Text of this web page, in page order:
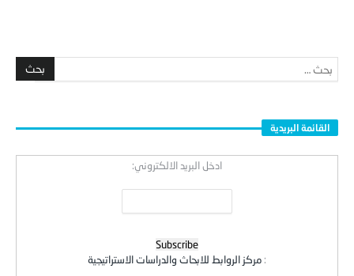
القائمة البريدية
ادخل البريد الالكتروني:
: مركز الروابط للابحاث والدراسات الاستراتيجية